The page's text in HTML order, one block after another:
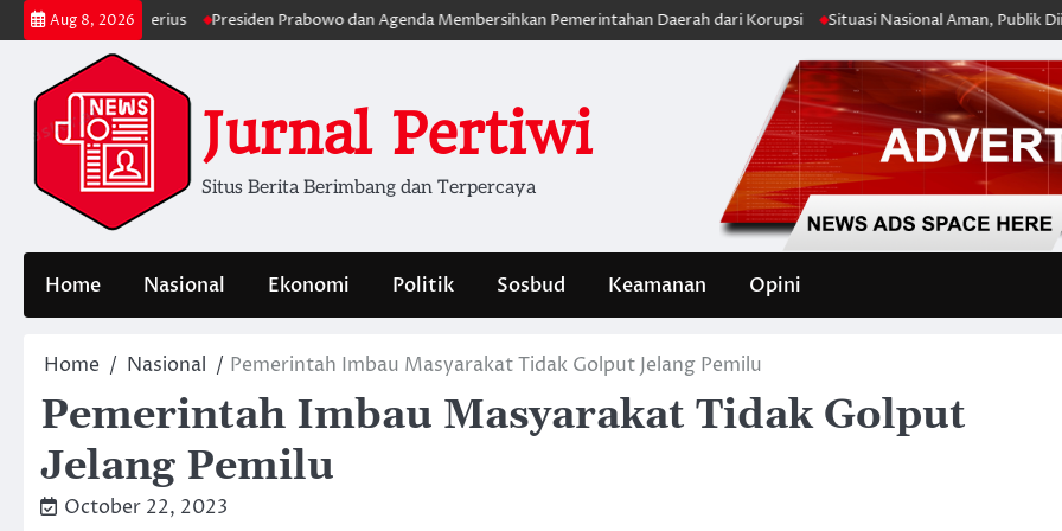
Skip
to
content
Aug 8, 2026
Lebih Serius Presiden Prabowo dan Agenda Membersihkan Pemerintahan Daerah dari Korupsi Situasi Nasional Aman, Publik Diimbau
Jurnal Pertiwi
Situs Berita Berimbang dan Terpercaya
Home Nasional Ekonomi Politik Sosbud Keamanan Opini
Home Nasional Pemerintah Imbau Masyarakat Tidak Golput Jelang Pemilu
Pemerintah Imbau Masyarakat Tidak Golput
Jelang Pemilu
October 22, 2023